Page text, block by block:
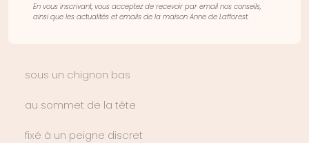
sous un chignon bas
au sommet de la tête
fixé à un peigne discret
En vous inscrivant, vous acceptez de recevoir par email nos conseils,
ainsi que les actualités et emails de la maison Anne de Lafforest.